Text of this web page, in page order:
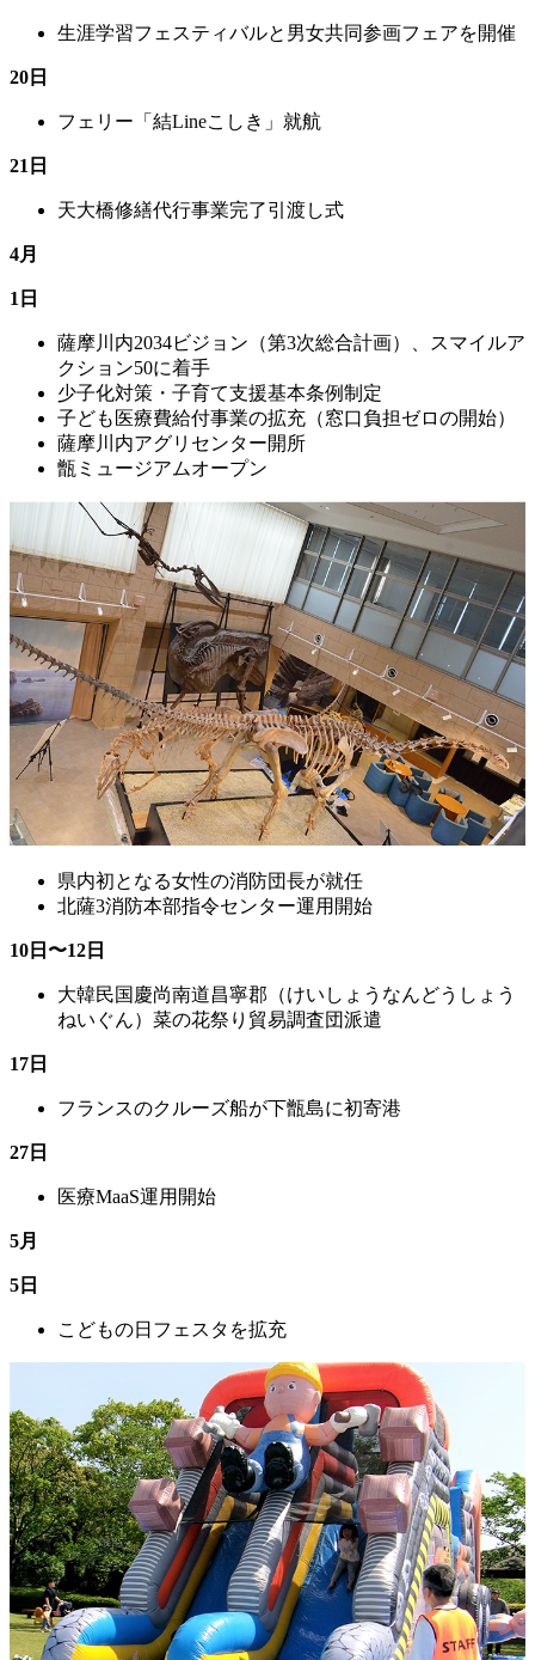
生涯学習フェスティバルと男女共同参画フェアを開催
20日
フェリー「結Lineこしき」就航
21日
天大橋修繕代行事業完了引渡し式
4月
1日
薩摩川内2034ビジョン（第3次総合計画）、スマイルア
クション50に着手
少子化対策・子育て支援基本条例制定
子ども医療費給付事業の拡充（窓口負担ゼロの開始）
薩摩川内アグリセンター開所
甑ミュージアムオープン
県内初となる女性の消防団長が就任
北薩3消防本部指令センター運用開始
10日〜12日
大韓民国慶尚南道昌寧郡（けいしょうなんどうしょう
ねいぐん）菜の花祭り貿易調査団派遣
17日
フランスのクルーズ船が下甑島に初寄港
27日
医療MaaS運用開始
5月
5日
こどもの日フェスタを拡充